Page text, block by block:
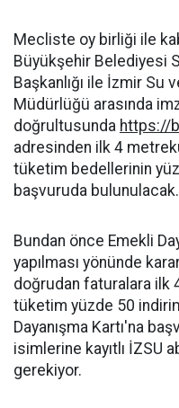
Mecliste oy birliği ile
Büyükşehir Belediyesi
Başkanlığı ile İzmir Su
Müdürlüğü arasında
doğrultusunda https://
adresinden ilk 4
tüketim bedellerinin
başvuruda bulunulacak.
Bundan önce Emekli
yapılması yönünde
doğrudan faturalara ilk
tüketim yüzde 50
Dayanışma Kartı'na
isimlerine kayıtlı İZSU
gerekiyor.